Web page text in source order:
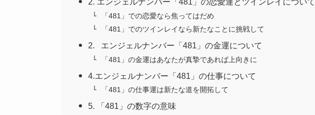
2. エンジェルナンバー「481」の恋愛運とツインレイについて
「481」での恋愛なら焦ってはだめ
「481」でのツインレイなら新たなことに挑戦して
2. エンジェルナンバー「481」の金運について
「481」の金運はあなたが真摯であれば上向きに
4.エンジェルナンバー「481」の仕事について
「481」の仕事運は新たな道を開拓して
5. 「481」の数字の意味